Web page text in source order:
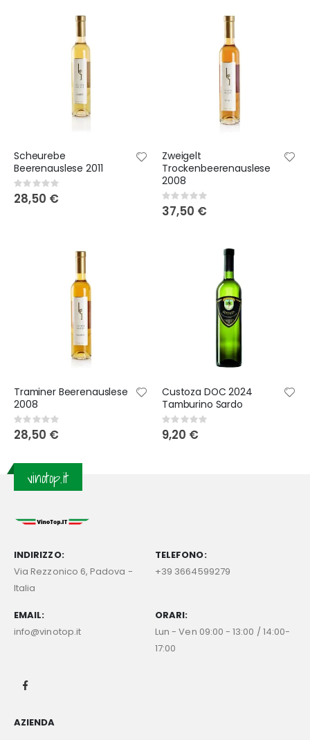
Scheurebe
Beerenauslese 2011
Rating:
0%
28,50 €
Zweigelt
Trockenbeerenauslese
2008
Rating:
0%
37,50 €
Traminer Beerenauslese
2008
Rating:
0%
28,50 €
Custoza DOC 2024
Tamburino Sardo
Rating:
0%
9,20 €
vinotop.it
INDIRIZZO:
Via Rezzonico 6, Padova -
Italia
TELEFONO:
+39 3664599279
EMAIL:
info@vinotop.it
ORARI:
Lun - Ven 09:00 - 13:00 / 14:00-
17:00
AZIENDA